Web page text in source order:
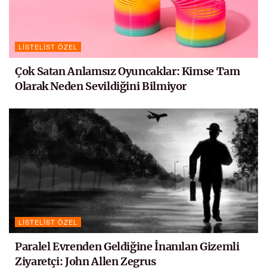
LISTELIST ÖZEL
Çok Satan Anlamsız Oyuncaklar: Kimse Tam
Olarak Neden Sevildiğini Bilmiyor
LISTELIST ÖZEL
Paralel Evrenden Geldiğine İnanılan Gizemli
Ziyaretçi: John Allen Zegrus